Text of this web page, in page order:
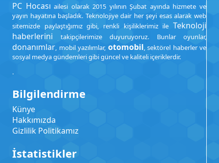
PC Hocası ailesi olarak 2015 yılının Şubat ayında hizmete ve
yayın hayatına başladık. Teknolojiye dair her şeyi esas alarak web
sitemizde paylaştığımız gibi, renkli kişiliklerimiz ile Teknoloji
haberlerini takipçilerimize duyuruyoruz. Bunlar oyunlar,
donanımlar, mobil yazılımlar, otomobil, sektörel haberler ve
sosyal medya gündemleri gibi güncel ve kaliteli içeriklerdir.
.
Bilgilendirme
Künye
Hakkımızda
Gizlilik Politikamız
İstatistikler